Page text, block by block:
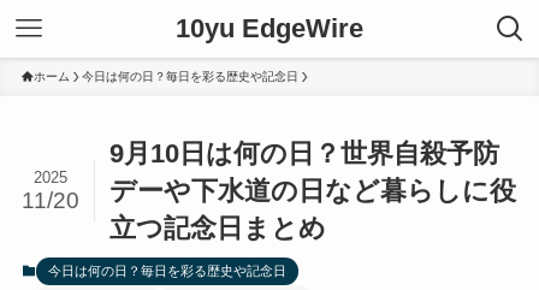
10yu EdgeWire
ホーム 今日は何の日？毎日を彩る歴史や記念日
9月10日は何の日？世界自殺予防
デーや下水道の日など暮らしに役
立つ記念日まとめ
2025
11/20
今日は何の日？毎日を彩る歴史や記念日